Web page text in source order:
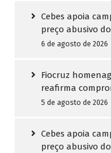
Cebes apoia
preço abusivo
6 de agosto de 2026
Fiocruz
reafirma
5 de agosto de 2026
Cebes apoia
preço abusivo